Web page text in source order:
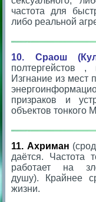
частота для
либо реальной
10. Сраош
полтергейстов
Изгнание из мест
призраков и
объектов тонкого
11. Ахриман
даётся. Частота
работает на
душу). Крайнее
жизни.